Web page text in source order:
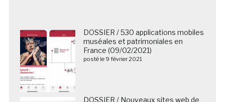
DOSSIER / 530 applications mobiles
muséales et patrimoniales en
France (09/02/2021)
posté le 9 février 2021
DOSSIER / Nouveaux sites web de